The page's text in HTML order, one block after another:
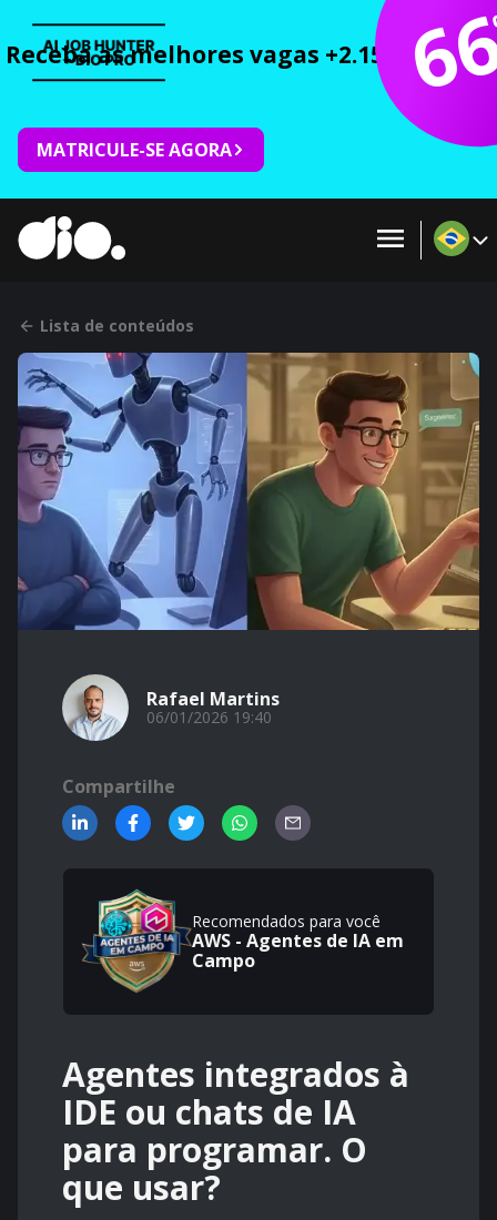
Receba as melhores vagas +2.150 cursos
MATRICULE-SE AGORA
Lista de conteúdos
Rafael Martins
06/01/2026 19:40
Compartilhe
Recomendados para você
AWS - Agentes de IA em
Campo
Agentes integrados à
IDE ou chats de IA
para programar. O
que usar?